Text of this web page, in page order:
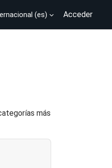
‎(es)‎ Acceder
más